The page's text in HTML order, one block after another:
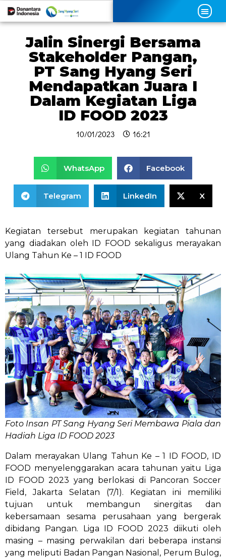
Jalin Sinergi Bersama
Stakeholder Pangan,
PT Sang Hyang Seri
Mendapatkan Juara I
Dalam Kegiatan Liga
ID FOOD 2023
10/01/2023 16:21
WhatsApp Facebook
Telegram LinkedIn X
Kegiatan tersebut merupakan kegiatan tahunan
yang diadakan oleh ID FOOD sekaligus merayakan
Ulang Tahun Ke – 1 ID FOOD
Foto Insan PT Sang Hyang Seri Membawa Piala dan
Hadiah Liga ID FOOD 2023
Dalam merayakan Ulang Tahun Ke – 1 ID FOOD, ID
FOOD menyelenggarakan acara tahunan yaitu Liga
ID FOOD 2023 yang berlokasi di Pancoran Soccer
Field, Jakarta Selatan (7/1). Kegiatan ini memiliki
tujuan untuk membangun sinergitas dan
kebersamaan sesama perusahaan yang bergerak
dibidang Pangan. Liga ID FOOD 2023 diikuti oleh
masing – masing perwakilan dari beberapa instansi
yang meliputi Badan Pangan Nasional, Perum Bulog,